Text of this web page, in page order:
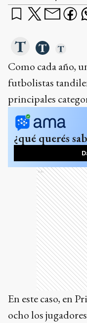
Como cada año,
futbolistas
principales
¿qué querés
Ads
En este caso, en
ocho los